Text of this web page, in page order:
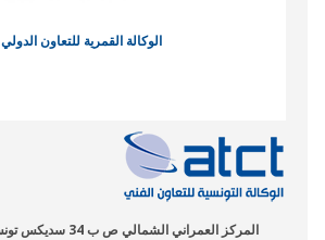
الوكالة القمرية للتعاون الدولي
المركز العمراني الشمالي ص ب 34 سديكس تونس 1080